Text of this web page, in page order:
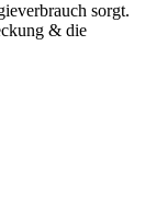
sorgt.
& die